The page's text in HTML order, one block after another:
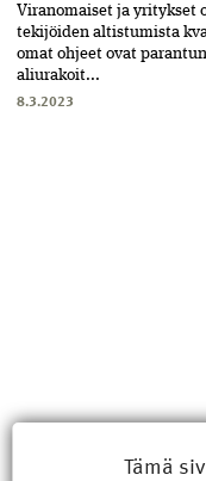
Viranomaiset ja yritykset
tekijöiden altistumista
omat ohjeet ovat
aliurakoit...
8.3.2023
Tämä